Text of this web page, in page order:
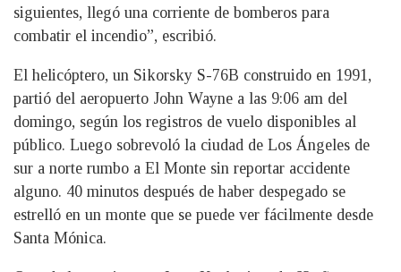
siguientes, llegó una corriente de bomberos para
combatir el incendio”, escribió.
El helicóptero, un Sikorsky S-76B construido en 1991,
partió del aeropuerto John Wayne a las 9:06 am del
domingo, según los registros de vuelo disponibles al
público. Luego sobrevoló la ciudad de Los Ángeles de
sur a norte rumbo a El Monte sin reportar accidente
alguno. 40 minutos después de haber despegado se
estrelló en un monte que se puede ver fácilmente desde
Santa Mónica.